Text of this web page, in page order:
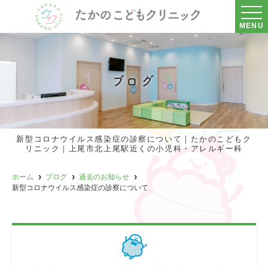
MENU
ブログ
新型コロナウイルス感染症の診察について｜たかのこどもク
リニック｜上尾市北上尾駅近くの小児科・アレルギー科
ホーム ブログ
過去のお知らせ
新型コロナウイルス感染症の診察について